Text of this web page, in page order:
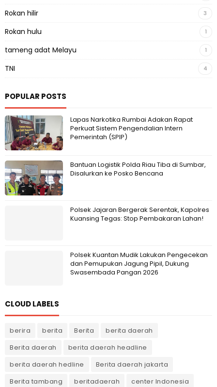
Rokan hilir 3
Rokan hulu 1
tameng adat Melayu 1
TNI 4
POPULAR POSTS
Lapas Narkotika Rumbai Adakan Rapat
Perkuat Sistem Pengendalian Intern
Pemerintah (SPIP)
Bantuan Logistik Polda Riau Tiba di Sumbar,
Disalurkan ke Posko Bencana
Polsek Jajaran Bergerak Serentak, Kapolres
Kuansing Tegas: Stop Pembakaran Lahan!
Polsek Kuantan Mudik Lakukan Pengecekan
dan Pemupukan Jagung Pipil, Dukung
Swasembada Pangan 2026
CLOUD LABELS
berira berita Berita
berita daerah
Berita daerah
berita daerah headline
berita daerah hedline
Berita daerah jakarta
Berita tambang
beritadaerah
center Indonesia